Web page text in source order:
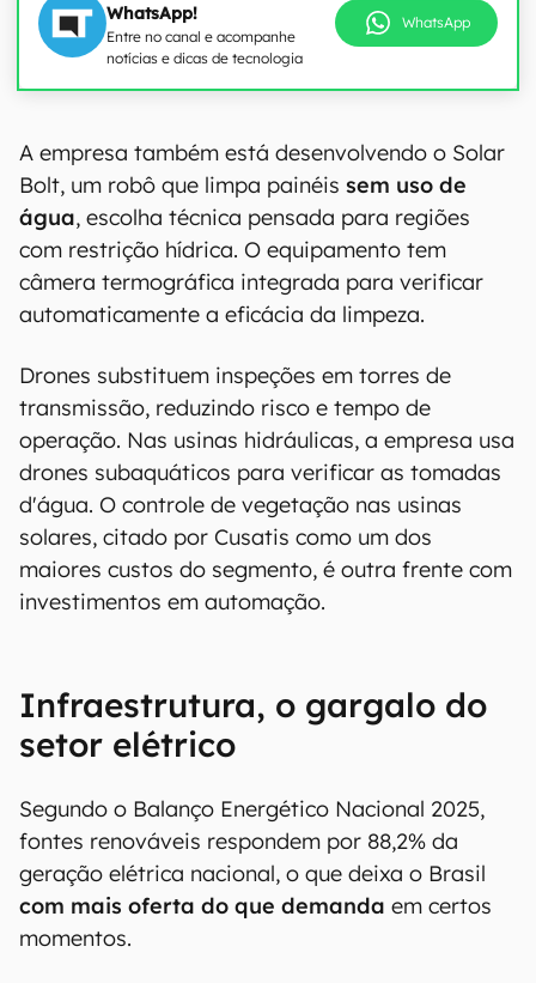
WhatsApp!
Entre no canal e acompanhe
notícias e dicas de tecnologia
WhatsApp
A empresa também está desenvolvendo o Solar
Bolt, um robô que limpa painéissem uso de
água, escolha técnica pensada para regiões
com restrição hídrica. O equipamento tem
câmera termográfica integrada para verificar
automaticamente a eficácia da limpeza.
transmissão, reduzindo risco e tempo de
operação. Nas usinas hidráulicas, a empresa usa
drones subaquáticos para verificar as tomadas
solares, citado por Cusatis como um dos
maiores custos do segmento, é outra frente com
investimentos em automação.